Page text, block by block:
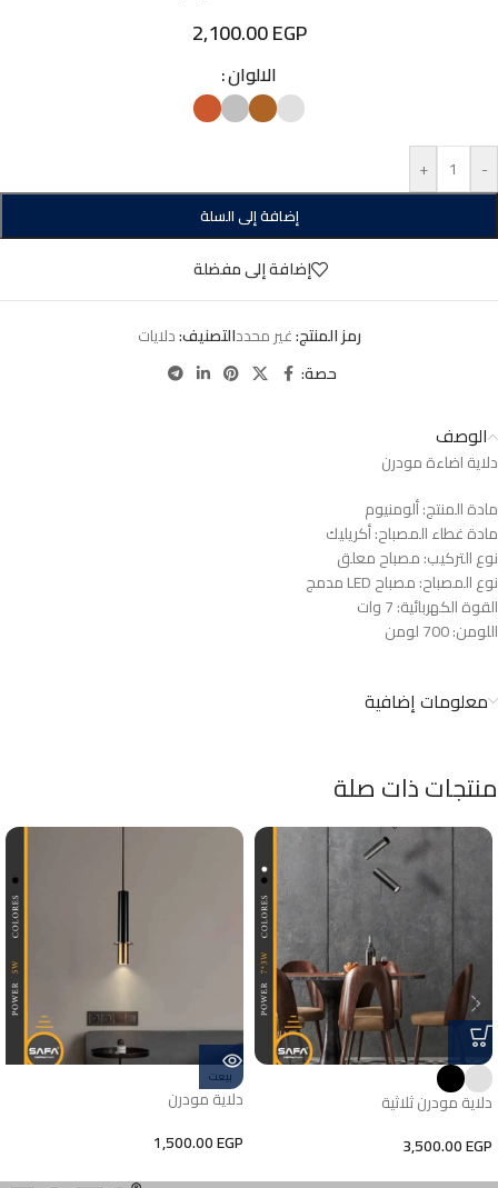
2,100.00EGP
الالوان
-
+
إضافة إلى السلة
إضافة إلى مفضلة
رمز المنتج:غير محددالتصنيف:دلايات
حصة:
الوصف
دلاية اضاءة مودرن
مادة المنتج: ألومنيوم
مادة غطاء المصباح: أكريليك
نوع التركيب: مصباح معلق
نوع المصباح: مصباح LED مدمج
القوة الكهربائية: 7 وات
اللومن: 700 لومن
معلومات إضافية
منتجات ذات صلة
دلاية مودرن ثلاثية
3,500.00EGP
بيعت
دلاية مودرن
1,500.00EGP